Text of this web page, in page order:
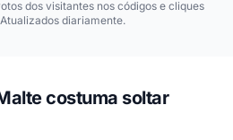
dos visitantes nos códigos e cliques
diariamente.
costuma soltar